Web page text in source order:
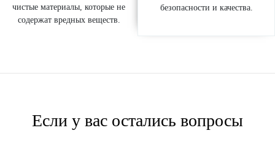
чистые материалы, которые не
содержат вредных веществ.
безопасности и качества.
Если у вас остались вопросы